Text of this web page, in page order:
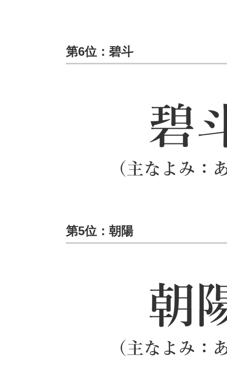
第6位：碧斗
第5位：朝陽